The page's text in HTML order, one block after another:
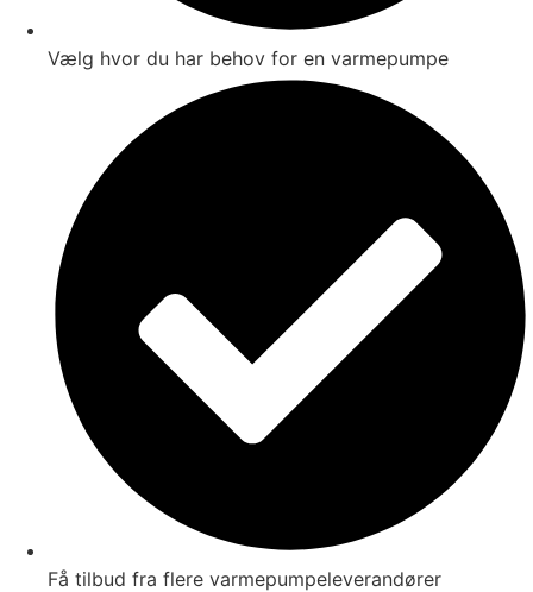
Vælg hvor du har behov for en varmepumpe
Få tilbud fra flere varmepumpeleverandører